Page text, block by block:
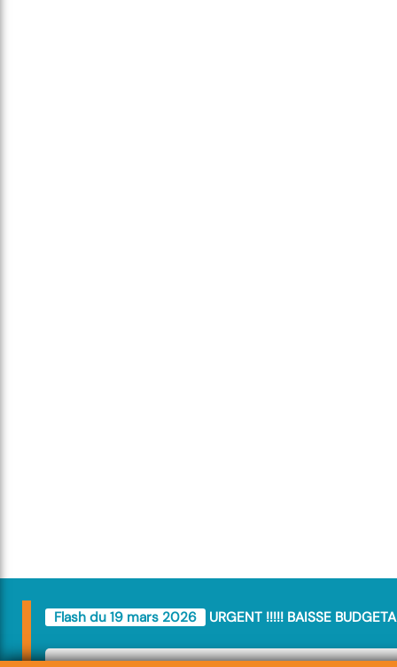
Flash du 19 mars 2026 URGENT !!!!! BAISSE